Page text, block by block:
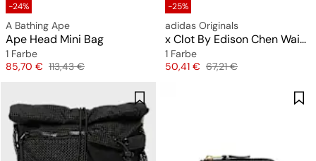
-24%
A Bathing Ape
Ape Head Mini Bag
1 Farbe
Preis
85,70 € Originalpreis
113,43 €
-25%
adidas Originals
x Clot By Edison Chen Waistbag
1 Farbe
Preis
50,41 € Originalpreis
67,21 €